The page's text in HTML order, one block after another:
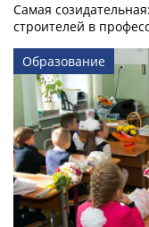
Самая
строителей в
Образование